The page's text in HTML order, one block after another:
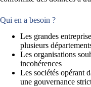
Qui en a besoin ?
Les grandes
plusieurs
Les organisations
incohérences
Les sociétés opérant
une gouvernance